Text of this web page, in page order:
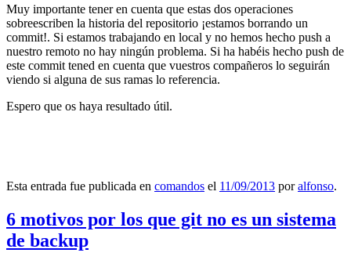
Muy importante tener en cuenta que estas dos operaciones
sobreescriben la historia del repositorio ¡estamos borrando un
commit!. Si estamos trabajando en local y no hemos hecho push a
nuestro remoto no hay ningún problema. Si ha habéis hecho push de
este commit tened en cuenta que vuestros compañeros lo seguirán
viendo si alguna de sus ramas lo referencia.
Espero que os haya resultado útil.
Esta entrada fue publicada en comandos el 11/09/2013 poralfonso.
6 motivos por los que git no es un sistema
de backup